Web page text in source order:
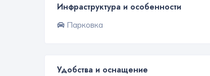
Инфраструктура и особенности
Парковка
Удобства и оснащение